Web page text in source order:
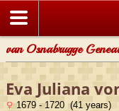
van Osnabrugge
Eva Juliana
1679 - 1720 (41 years)